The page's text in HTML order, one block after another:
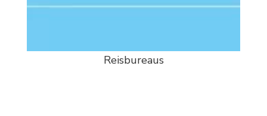
Reisbureaus